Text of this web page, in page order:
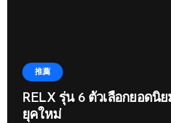
推薦
RELX รุ่น 6 ตัวเลือกยอดนิ
ยุคใหม่